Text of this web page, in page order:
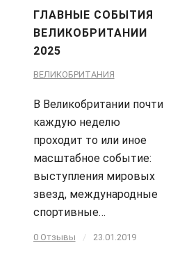
ГЛАВНЫЕ СОБЫТИЯ
ВЕЛИКОБРИТАНИИ
2025
ВЕЛИКОБРИТАНИЯ
В Великобритании почти
каждую неделю
проходит то или иное
масштабное событие:
выступления мировых
звезд, международные
спортивные…
0 Отзывы / 23.01.2019